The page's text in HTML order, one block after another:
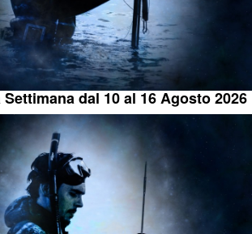
dal 10 al 16 Agosto 2026